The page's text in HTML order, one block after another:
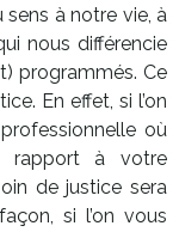
à notre vie, à
nous différencie
programmés. Ce
En effet, si l’on
où
rapport à votre
de justice sera
si l’on vous